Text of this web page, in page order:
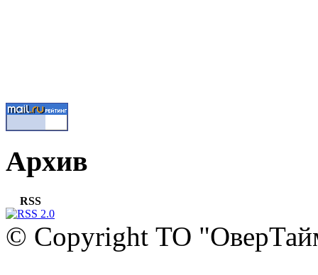
Архив
RSS
© Copyright ТО